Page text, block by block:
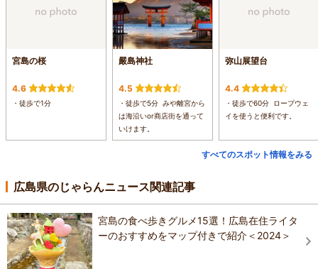
宮島の桜
4.6
・徒歩で1分
嚴島神社
4.5
・徒歩で5分 みや離宮から
は海沿いor商店街を通って
いけます。
弥山展望台
4.4
・徒歩で60分 ロープウェ
イを使うと便利です。
すべてのスポット情報をみる
広島県のじゃらんニュース関連記事
宮島の食べ歩きグルメ15選！広島在住ライタ
ーのおすすめをマップ付きで紹介＜2024＞